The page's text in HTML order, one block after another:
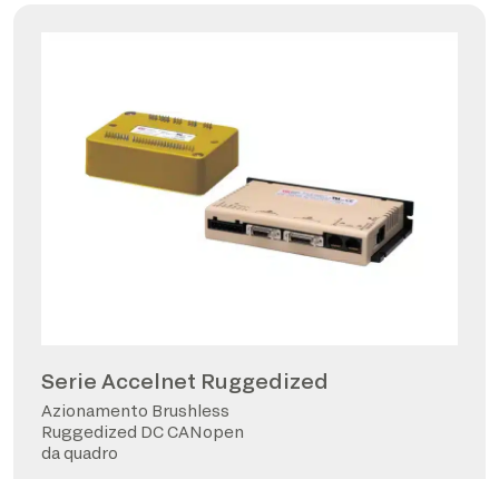
Serie Accelnet Ruggedized
Azionamento Brushless
Ruggedized DC CANopen
da quadro